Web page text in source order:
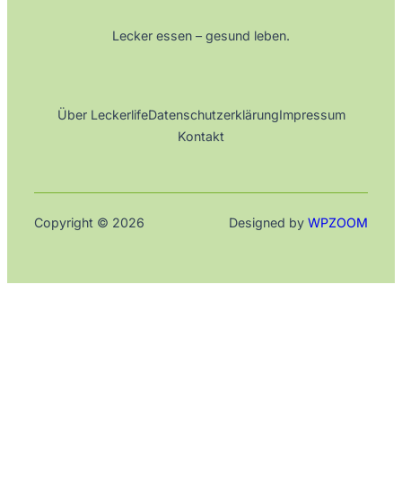
Lecker essen – gesund leben.
Über LeckerlifeDatenschutzerklärungImpressum
Kontakt
Copyright © 2026 Designed by WPZOOM